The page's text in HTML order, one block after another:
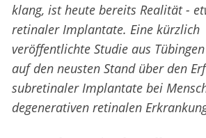
klang, ist heute bereits Realität -
retinaler Implantate. Eine kürzlich
veröffentlichte Studie aus
auf den neusten Stand über den
subretinaler Implantate bei
degenerativen retinalen